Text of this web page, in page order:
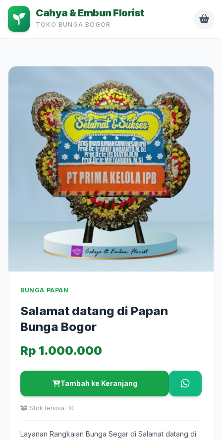
Cahya & Embun Florist
TOKO BUNGA BOGOR
BUNGA PAPAN
Salamat datang di Papan
Bunga Bogor
Rp 1.000.000
Tambah ke Keranjang
Stok tersisa: 10
Layanan Rangkaian Bunga Segar di Salamat datang di